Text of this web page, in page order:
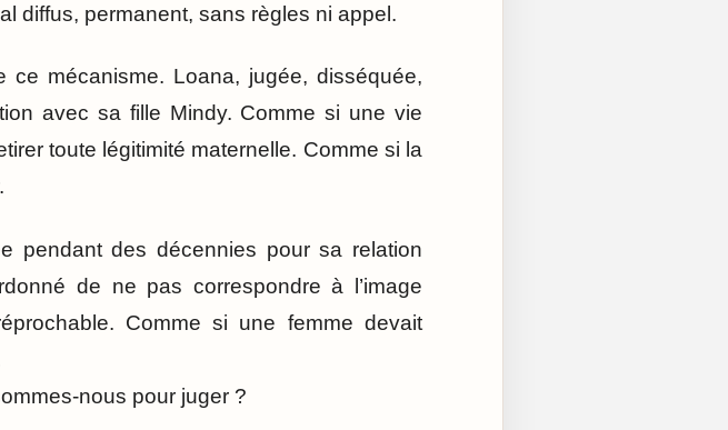
diffus, permanent, sans règles ni appel.
mécanisme. Loana, jugée, disséquée,
avec sa fille Mindy. Comme si une vie
toute légitimité maternelle. Comme si la
pendant des décennies pour sa relation
de ne pas correspondre à l’image
Comme si une femme devait
nous pour juger ?